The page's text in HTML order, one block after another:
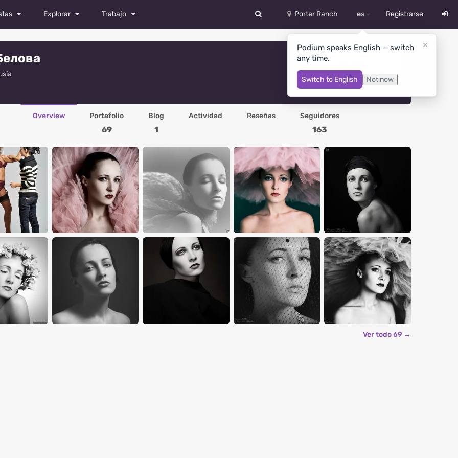
de moda
especialistas
Explorar Trabajo Porter Ranch es
English
Español
Український
Registrarse
Podium speaks English — switch
any time.
Switch to English Not now
Overview Portafolio
69
Blog
1
Actividad Reseñas Seguidores
163
Ver todo 69 →